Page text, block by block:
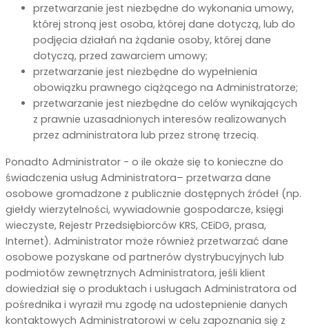
przetwarzanie jest niezbędne do wykonania umowy,
której stroną jest osoba, której dane dotyczą, lub do
podjęcia działań na żądanie osoby, której dane
dotyczą, przed zawarciem umowy;
przetwarzanie jest niezbędne do wypełnienia
obowiązku prawnego ciążącego na Administratorze;
przetwarzanie jest niezbędne do celów wynikających
z prawnie uzasadnionych interesów realizowanych
przez administratora lub przez stronę trzecią.
Ponadto Administrator - o ile okaże się to konieczne do
świadczenia usług Administratora– przetwarza dane
osobowe gromadzone z publicznie dostępnych źródeł (np.
giełdy wierzytelności, wywiadownie gospodarcze, księgi
wieczyste, Rejestr Przedsiębiorców KRS, CEiDG, prasa,
Internet). Administrator może również przetwarzać dane
osobowe pozyskane od partnerów dystrybucyjnych lub
podmiotów zewnętrznych Administratora, jeśli klient
dowiedział się o produktach i usługach Administratora od
pośrednika i wyraził mu zgodę na udostepnienie danych
kontaktowych Administratorowi w celu zapoznania się z